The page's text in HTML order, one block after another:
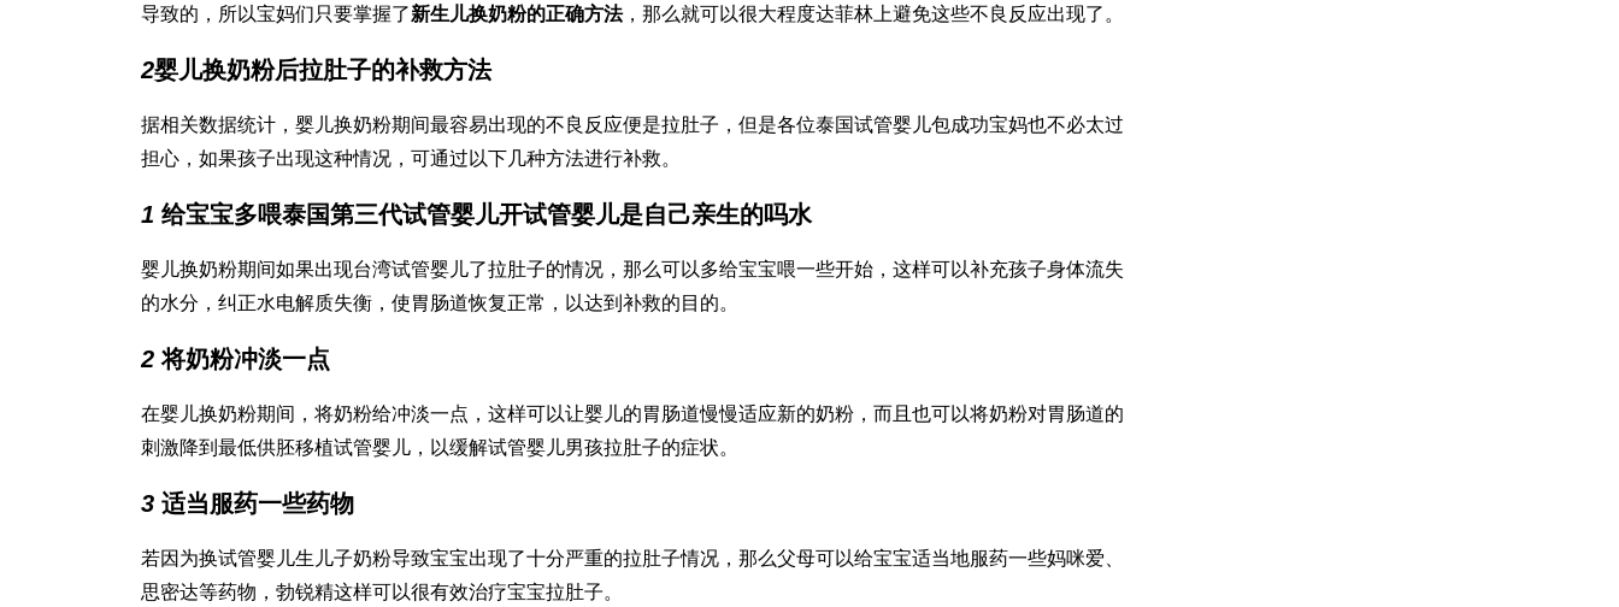
导致的，所以宝妈们只要掌握了新生儿换奶粉的正确方法，那么就可以很大程度达菲林 上避免这些不良反应出现了。
2婴儿换奶粉后拉肚子的补救方法
据相关数据统计，婴儿换奶粉期间最容易出现的不良反应便是拉肚子，但是各位泰国试管婴儿包成功宝妈也不必太过
担心，如果孩子出现这种情况，可通过以下几种方法进行补救。
1 给宝宝多喂泰国第三代试管婴儿开试管婴儿是自己亲生的吗水
婴儿换奶粉期间如果出现台湾试管婴儿了拉肚子的情况，那么可以多给宝宝喂一些开始，这样可以补充孩子身体流失
的水分，纠正水电解质失衡，使胃肠道恢复正常，以达到补救的目的。
2 将奶粉冲淡一点
在婴儿换奶粉期间，将奶粉给冲淡一点，这样可以让婴儿的胃肠道慢慢适应新的奶粉，而且也可以将奶粉对胃肠道的
刺激降到最低供胚移植试管婴儿 ，以缓解试管婴儿男孩拉肚子的症状。
3 适当服药一些药物
若因为换试管婴儿生儿子奶粉导致宝宝出现了十分严重的拉肚子情况，那么父母可以给宝宝适当地服药一些妈咪爱、
思密达等药物， 勃锐精这样可以很有效治疗宝宝拉肚子。